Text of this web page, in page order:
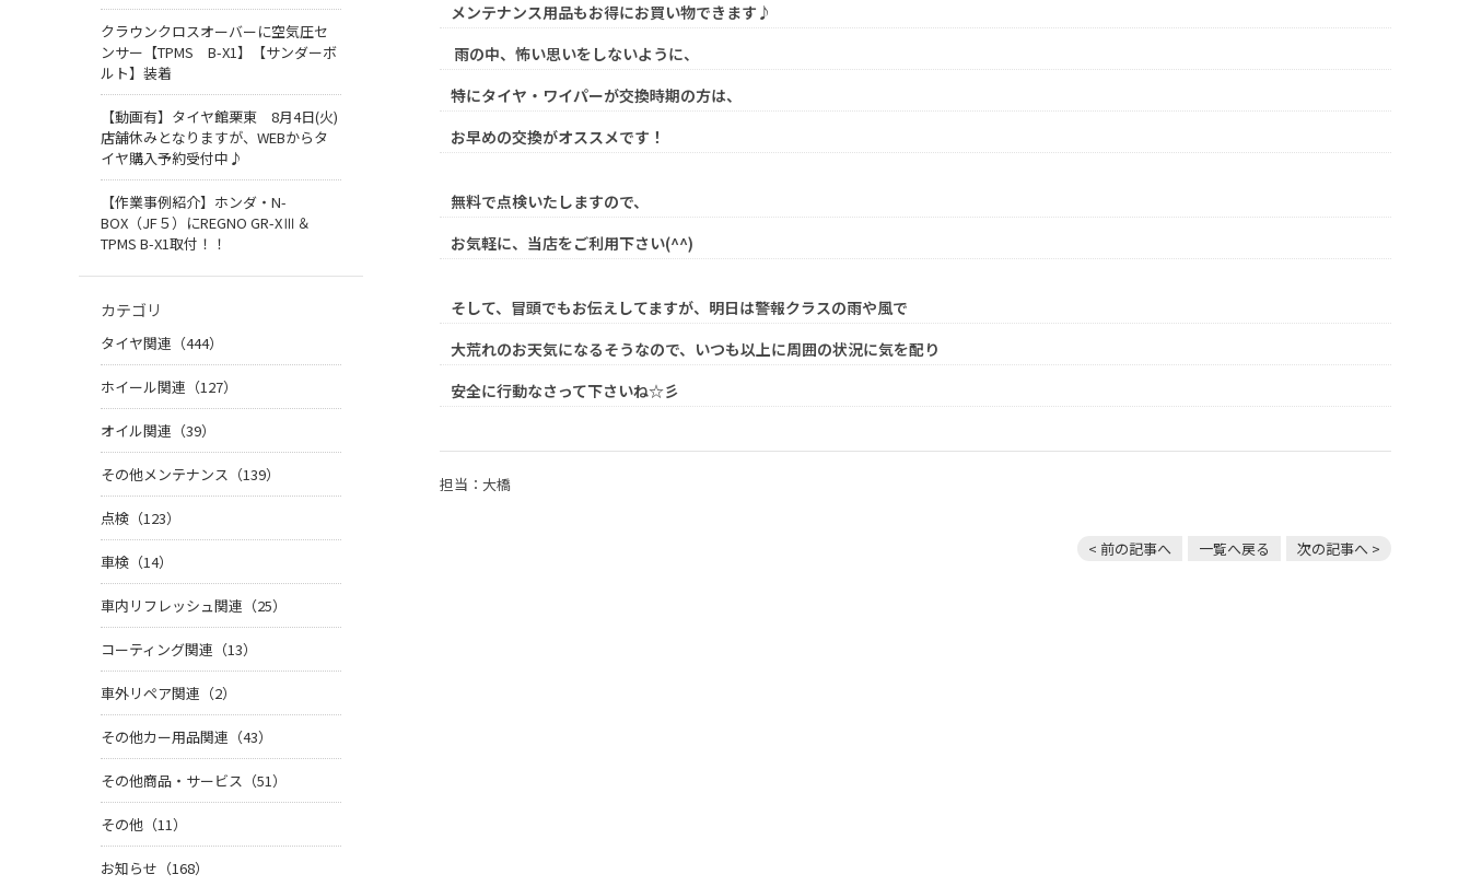
メンテナンス用品もお得にお買い物できます♪
雨の中、怖い思いをしないように、
特にタイヤ・ワイパーが交換時期の方は、
お早めの交換がオススメです！
無料で点検いたしますので、
お気軽に、当店をご利用下さい(^^)
そして、冒頭でもお伝えしてますが、明日は警報クラスの雨や風で
大荒れのお天気になるそうなので、いつも以上に周囲の状況に気を配り
安全に行動なさって下さいね☆彡
担当：大橋
< 前の記事へ 一覧へ戻る 次の記事へ >
クラウンクロスオーバーに空気圧セ
ンサー【TPMS B-X1】【サンダーボ
ルト】装着
【動画有】タイヤ館栗東 8月4日(火)
店舗休みとなりますが、WEBからタ
イヤ購入予約受付中♪
【作業事例紹介】ホンダ・N-
BOX（JF５）にREGNO GR-XⅢ＆
TPMS B-X1取付！！
カテゴリ
タイヤ関連（444）
ホイール関連（127）
オイル関連（39）
その他メンテナンス（139）
点検（123）
車検（14）
車内リフレッシュ関連（25）
コーティング関連（13）
車外リペア関連（2）
その他カー用品関連（43）
その他商品・サービス（51）
その他（11）
お知らせ（168）